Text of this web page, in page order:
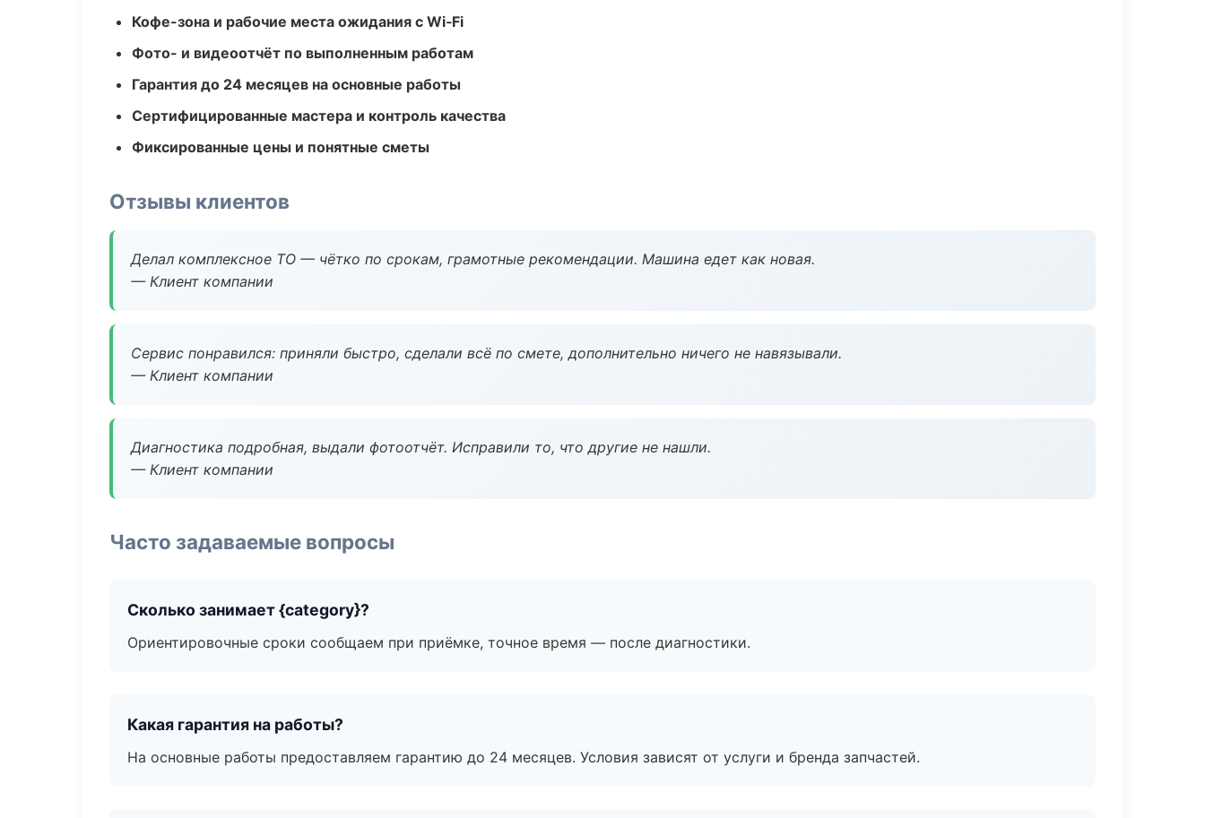
Кофе-зона и рабочие места ожидания с Wi‑Fi
Фото- и видеоотчёт по выполненным работам
Гарантия до 24 месяцев на основные работы
Сертифицированные мастера и контроль качества
Фиксированные цены и понятные сметы
Отзывы клиентов
Делал комплексное ТО — чётко по срокам, грамотные рекомендации. Машина едет как новая.
— Клиент компании
Сервис понравился: приняли быстро, сделали всё по смете, дополнительно ничего не навязывали.
— Клиент компании
Диагностика подробная, выдали фотоотчёт. Исправили то, что другие не нашли.
— Клиент компании
Часто задаваемые вопросы
Сколько занимает {category}?
Ориентировочные сроки сообщаем при приёмке, точное время — после диагностики.
Какая гарантия на работы?
На основные работы предоставляем гарантию до 24 месяцев. Условия зависят от услуги и бренда запчастей.